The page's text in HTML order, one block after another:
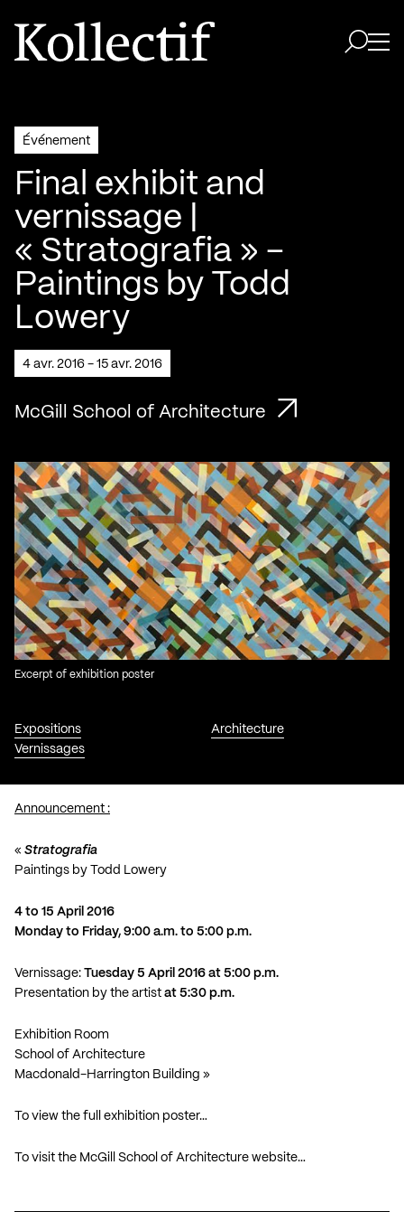
Aller à la page d'accueil
Logo Kollectif
Événement
Final exhibit and
vernissage |
« Stratografia » –
Paintings by Todd
Lowery
4 avr. 2016 - 15 avr. 2016
McGill School of Architecture
Expositions
Vernissages
Architecture
Excerpt of exhibition poster
Announcement :
« Stratografia
Paintings by Todd Lowery
4 to 15 April 2016
Monday to Friday, 9:00 a.m. to 5:00 p.m.
Vernissage: Tuesday 5 April 2016 at 5:00 p.m.
Presentation by the artist at 5:30 p.m.
Exhibition Room
School of Architecture
Macdonald-Harrington Building »
To view the full exhibition poster…
To visit the McGill School of Architecture website…